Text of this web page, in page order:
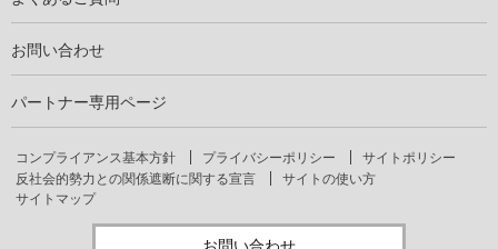
お問い合わせ
パートナー専用ページ
コンプライアンス基本方針 プライバシーポリシー
サイトポリシー
反社会的勢力との関係遮断に関する宣言
サイトの使い方
サイトマップ